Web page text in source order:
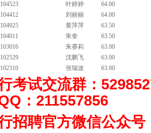
叶婷婷
64.00
刘丽丽
64.00
黄萍萍
63.50
朱奎
63.50
朱赛莉
63.00
沈鹏飞
63.00
张瑞波 63.00
考试交流群：
： 211557856
招聘官方微信公众号